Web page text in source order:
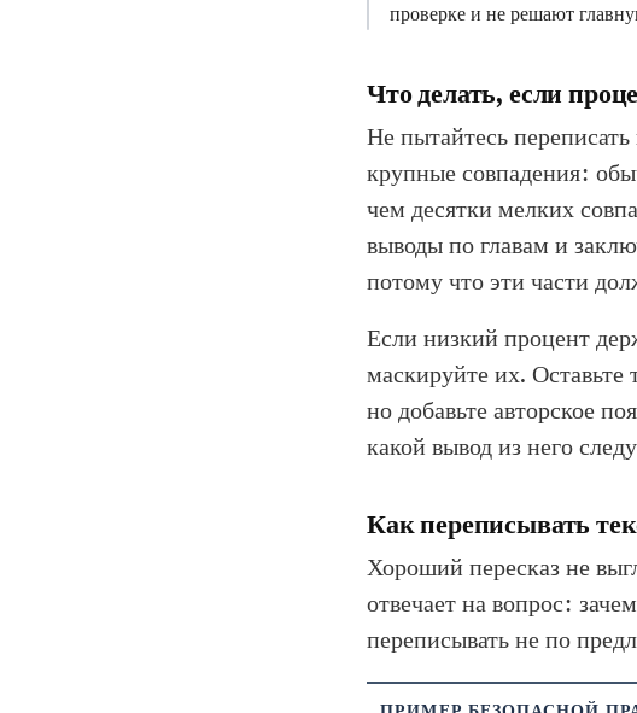
проверке и не решают
Что делать, если
Не пытайтесь
крупные совпадения:
чем десятки мелких
выводы по главам и
потому что эти части
Если низкий процент
маскируйте их.
но добавьте авторское
какой вывод из него
Как переписывать
Хороший пересказ не
отвечает на вопрос:
переписывать не по